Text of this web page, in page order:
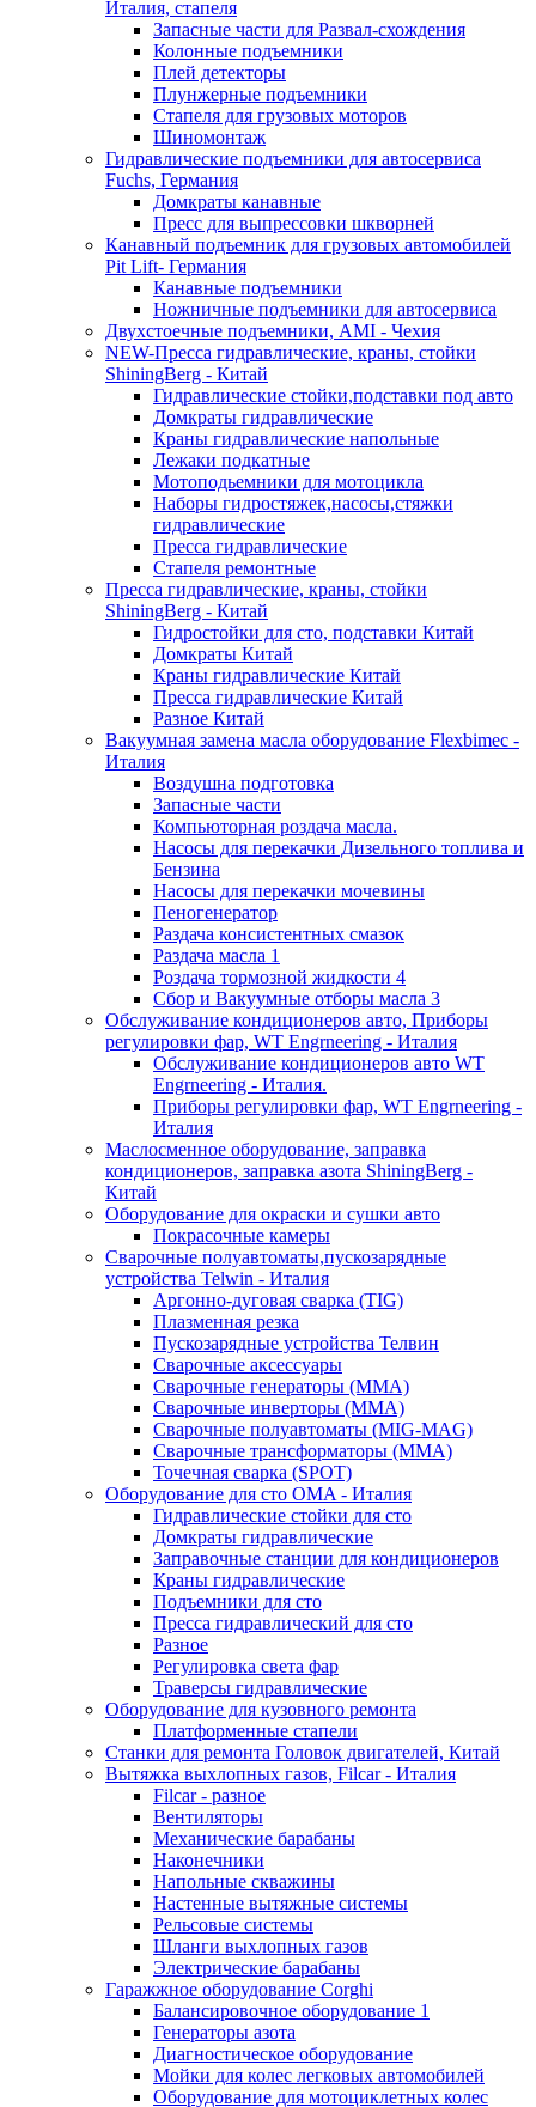
Италия, стапеля
Запасные части для Развал-схождения
Колонные подъемники
Плей детекторы
Плунжерные подъемники
Стапеля для грузовых моторов
Шиномонтаж
Гидравлические подъемники для автосервиса
Fuchs, Германия
Домкраты канавные
Пресс для выпрессовки шкворней
Канавный подъемник для грузовых автомобилей
Pit Lift- Германия
Канавные подъемники
Ножничные подъемники для автосервиса
Двухстоечные подъемники, АМІ - Чехия
NEW-Пресса гидравлические, краны, стойки
ShiningBerg - Китай
Гидравлические стойки,подставки под авто
Домкраты гидравлические
Краны гидравлические напольные
Лежаки подкатные
Мотоподьемники для мотоцикла
Наборы гидростяжек,насосы,стяжки
гидравлические
Пресса гидравлические
Стапеля ремонтные
Пресса гидравлические, краны, стойки
ShiningBerg - Китай
Гидростойки для сто, подставки Китай
Домкраты Китай
Краны гидравлические Китай
Пресса гидравлические Китай
Разное Китай
Вакуумная замена масла оборудование Flexbimeс -
Италия
Воздушна подготовка
Запасные части
Компьюторная роздача масла.
Насосы для перекачки Дизельного топлива и
Бензина
Насосы для перекачки мочевины
Пеногенератор
Раздача консистентных смазок
Раздача масла 1
Роздача тормозной жидкости 4
Сбор и Вакуумные отборы масла 3
Обслуживание кондиционеров авто, Приборы
регулировки фар, WT Engrneering - Италия
Обслуживание кондиционеров авто WT
Engrneering - Италия.
Приборы регулировки фар, WT Engrneering -
Италия
Маслосменное оборудование, заправка
кондиционеров, заправка азота ShiningBerg -
Китай
Оборудование для окраски и сушки авто
Покрасочные камеры
Сварочные полуавтоматы,пускозарядные
устройства Telwin - Италия
Аргонно-дуговая сварка (TIG)
Плазменная резка
Пускозарядные устройства Телвин
Сварочные аксессуары
Сварочные генераторы (MMA)
Сварочные инверторы (MMA)
Сварочные полуавтоматы (MIG-MAG)
Сварочные трансформаторы (MMA)
Точечная сварка (SPOT)
Оборудование для сто OMA - Италия
Гидравлические стойки для сто
Домкраты гидравлические
Заправочные станции для кондиционеров
Краны гидравлические
Подъемники для сто
Пресса гидравлический для сто
Разное
Регулировка света фар
Траверсы гидравлические
Оборудование для кузовного ремонта
Платформенные стапели
Станки для ремонта Головок двигателей, Китай
Вытяжка выхлопных газов, Filcar - Италия
Filcar - разное
Вентиляторы
Механические барабаны
Наконечники
Напольные скважины
Настенные вытяжные системы
Рельсовые системы
Шланги выхлопных газов
Электрические барабаны
Гаражжное оборудование Corghi
Балансировочное оборудование 1
Генераторы азота
Диагностическое оборудование
Мойки для колес легковых автомобилей
Оборудование для мотоциклетных колес